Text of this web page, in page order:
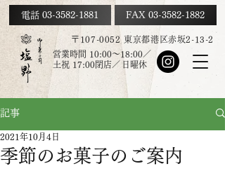
電話 03-3582-1881 FAX 03-3582-1882
〒107-0052 東京都港区赤坂2-13-2
営業時間 10:00～18:00／
土祝 17:00閉店／ 日曜休
記事
季節のお菓子のご案内
2021年10月4日